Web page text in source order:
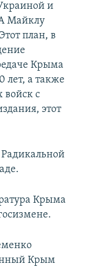
и
Майклу
план, в
Крыма
лет, а также
войск с
этот
Крыма
Крым